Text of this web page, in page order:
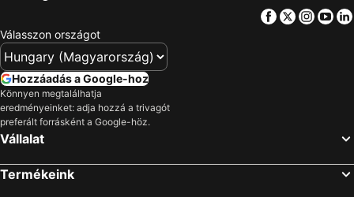
Facebook
Twitter
Válasszon országot
Hozzáadás a Google-hoz
Könnyen megtalálhatja
eredményeinket: adja hozzá a trivagót
preferált forrásként a Google-höz.
Vállalat
Termékeink